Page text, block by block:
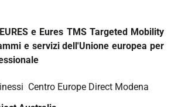
EURES e Eures TMS Targeted Mobility
e servizi dell'Unione europea per
Centro Europe Direct Modena